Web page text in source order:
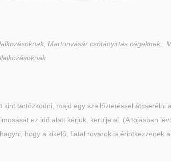
Martonvásár csótányirtás cégeknek,
kint tartózkodni, majd egy szellőztetéssel átcserélni
ez idő alatt kérjük, kerülje el. (A tojásban
hogy a kikelő, fiatal rovarok is érintkezzenek a